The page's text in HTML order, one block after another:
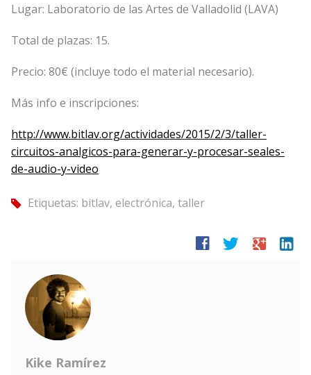
Lugar: Laboratorio de las Artes de Valladolid (LAVA)
Total de plazas: 15.
Precio: 80€ (incluye todo el material necesario).
Más info e inscripciones:
http://www.bitlav.org/actividades/2015/2/3/taller-
circuitos-analgicos-para-generar-y-procesar-seales-
de-audio-y-video
tag Etiquetas: bitlav, electrónica, taller
facebook twitter google linkedin
Kike Ramírez